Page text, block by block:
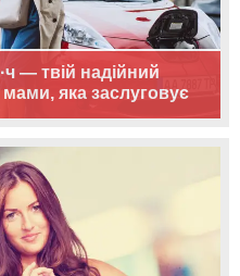
— твій надійний
яка заслуговує